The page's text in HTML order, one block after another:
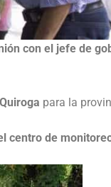
con el jefe de
para la
centro de